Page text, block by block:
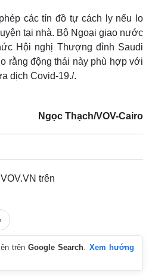
các tín đồ tự cách ly nếu lo
tại nhà. Bộ Ngoại giao nước
Hội nghị Thượng đỉnh Saudi
rằng động thái này phù hợp với
dịch Covid-19./.
Ngọc Thạch/VOV-Cairo
trên
trênGoogle Search. Xem hướng